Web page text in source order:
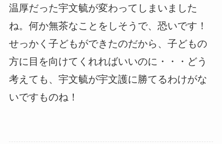
温厚だった宇文毓が変わってしまいました
ね。何か無茶なことをしそうで、恐いです！
せっかく子どもができたのだから、子どもの
方に目を向けてくれればいいのに・・・どう
考えても、宇文毓が宇文護に勝てるわけがな
いですものね！